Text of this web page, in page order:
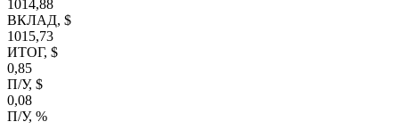
1014,88
ВКЛАД, $
1015,73
ИТОГ, $
0,85
П/У, $
0,08
П/У, %